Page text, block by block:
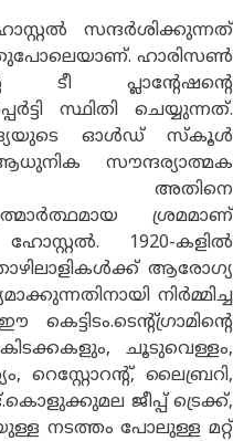
സന്ദർശിക്കുന്നത്
ഹാരിസൺ
ടീ പ്ലാൻ്റേഷൻ്റെ
സ്ഥിതി ചെയ്യുന്നത്.
ഓൾഡ് സ്കൂൾ
സൗന്ദര്യാത്മക
അതിനെ
ശ്രമമാണ്
ഹോസ്റ്റൽ. 1920-കളിൽ
ആരോഗ്യ
നിർമ്മിച്ച
ചൂടുവെള്ളം,
ലൈബ്രറി,
ജീപ്പ് ട്രെക്ക്,
നടത്തം പോലുള്ള മറ്റ്